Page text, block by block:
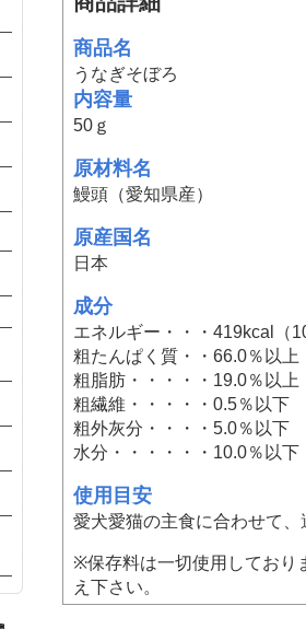
商品名
うなぎそぼろ
内容量
50ｇ
原材料名
鰻頭（愛知県産）
原産国名
日本
成分
エネルギー・・・419kcal（
粗たんぱく質・・66.0％以上
粗脂肪・・・・・19.0％以上
粗繊維・・・・・0.5％以下
粗外灰分・・・・5.0％以下
水分・・・・・・10.0％以下
使用目安
愛犬愛猫の主食に合わせて、
※保存料は一切使用しており
え下さい。